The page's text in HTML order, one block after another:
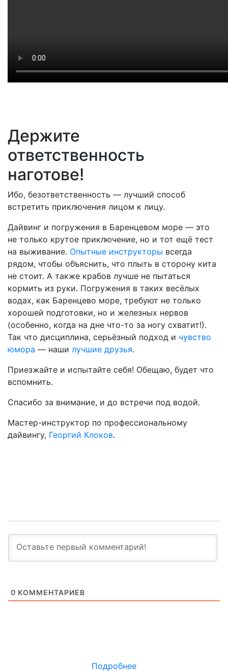
Держите
ответственность
наготове!
Ибо, безответственность — лучший способ
встретить приключения лицом к лицу.
Дайвинг и погружения в Баренцевом море — это
не только крутое приключение, но и тот ещё тест
на выживание. Опытные инструкторы всегда
рядом, чтобы объяснить, что плыть в сторону кита
не стоит. А также крабов лучше не пытаться
кормить из руки. Погружения в таких весёлых
водах, как Баренцево море, требуют не только
хорошей подготовки, но и железных нервов
(особенно, когда на дне что-то за ногу схватит!).
Так что дисциплина, серьёзный подход и чувство
юмора — наши лучшие друзья.
Приезжайте и испытайте себя! Обещаю, будет что
вспомнить.
Спасибо за внимание, и до встречи под водой.
Мастер-инструктор по профессиональному
дайвингу, Георгий Клоков.
0 КОММЕНТАРИЕВ
Подробнее